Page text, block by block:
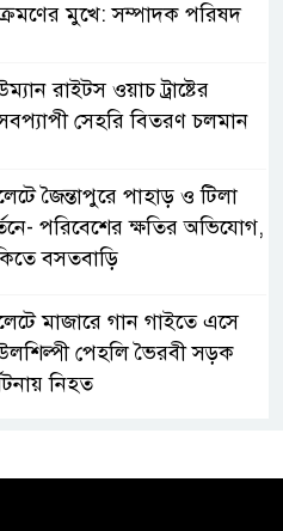
মুখে: সম্পাদক পরিষদ
রাইটস ওয়াচ ট্রাষ্টের
সেহরি বিতরণ চলমান
জৈন্তাপুরে পাহাড় ও টিলা
পরিবেশের ক্ষতির অভিযোগ,
বসতবাড়ি
মাজারে গান গাইতে এসে
পেহলি ভৈরবী সড়ক
নিহত
সিলেট মহাসড়কে দুটি